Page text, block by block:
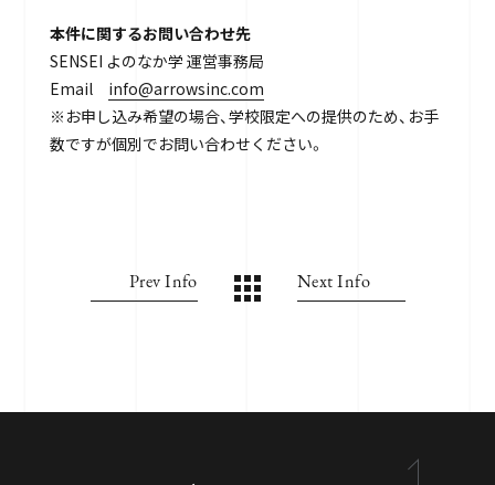
本件に関するお問い合わせ先
SENSEI よのなか学 運営事務局
Email info@arrowsinc.com
※お申し込み希望の場合、学校限定への提供のため、お手
数ですが個別でお問い合わせください。
Prev Info Next Info